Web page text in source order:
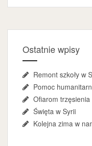
Ostatnie wpisy
Remont szkoły w
Pomoc
Ofiarom trzęsienia
Święta w Syrii
Kolejna zima w